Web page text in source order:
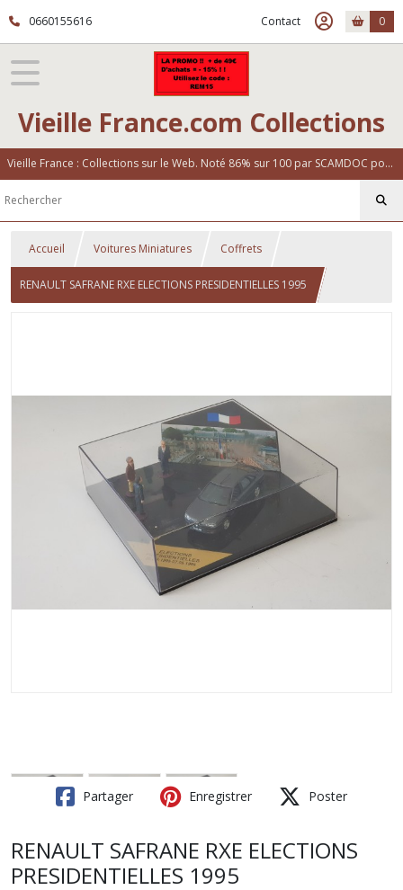
0660155616 Contact 0
Vieille France.com Collections
Vieille France : Collections sur le Web. Noté 86% sur 100 par SCAMDOC pour notre fiabilité
Accueil Voitures Miniatures Coffrets
RENAULT SAFRANE RXE ELECTIONS PRESIDENTIELLES 1995
Partager Enregistrer Poster
RENAULT SAFRANE RXE ELECTIONS
PRESIDENTIELLES 1995